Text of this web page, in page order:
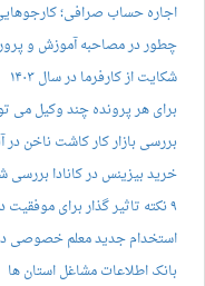
اجاره حساب صرافی؛
چطور در مصاحبه‌ آموزش و
شکایت از کارفرما در سال ۱۴۰۳
برای هر پرونده چند وکیل می
بررسی بازار کار کاشت ناخن در
خرید بیزینس در کانادا بررسی
۹ نکته تاثیر گذار برای موفقیت در مصاحبه کاری آنلاین
استخدام جدید معلم خصوصی در
بانک اطلاعات مشاغل استان ها